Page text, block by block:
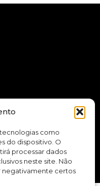
como
do dispositivo. O
processar dados
neste site. Não
negativamente certos